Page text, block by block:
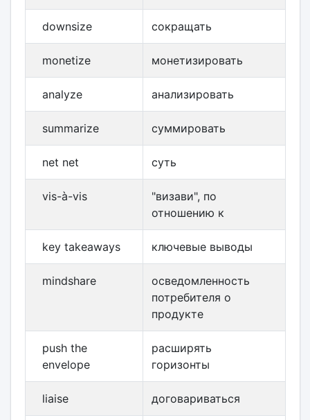
downsize сокращать
monetize монетизировать
analyze анализировать
summarize суммировать
net net суть
vis-à-vis
"визави", по
отношению к
key takeaways ключевые выводы
mindshare
осведомленность
потребителя о
продукте
push the
envelope
расширять
горизонты
liaise договариваться